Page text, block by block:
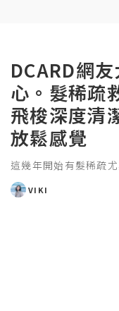
DCARD網
心。髮稀疏
飛梭深度清
放鬆感覺
這幾年開始有髮稀疏
POSTED
VIKI